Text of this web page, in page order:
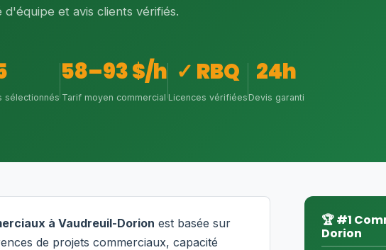
et avis clients vérifiés.
sélectionnés
58–93 $/h
Tarif moyen commercial
✓ RBQ
Licences vérifiées
24h
Devis garanti
à Vaudreuil-Dorion est basée sur
de projets commerciaux, capacité
🏆 #1
Dorion